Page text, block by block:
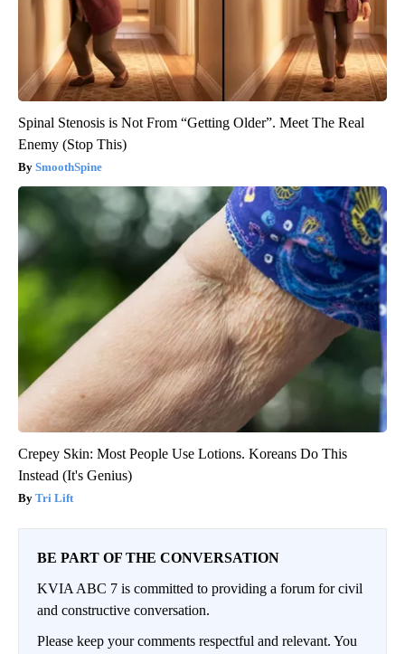
Spinal Stenosis is Not From “Getting Older”. Meet The Real
Enemy (Stop This)
SmoothSpine
Crepey Skin: Most People Use Lotions. Koreans Do This
Instead (It's Genius)
Tri Lift
BE PART OF THE CONVERSATION
KVIA ABC 7 is committed to providing a forum for civil
and constructive conversation.
Please keep your comments respectful and relevant. You